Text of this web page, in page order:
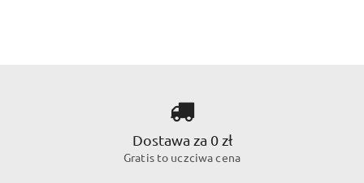
Dostawa za 0 zł
Gratis to uczciwa cena